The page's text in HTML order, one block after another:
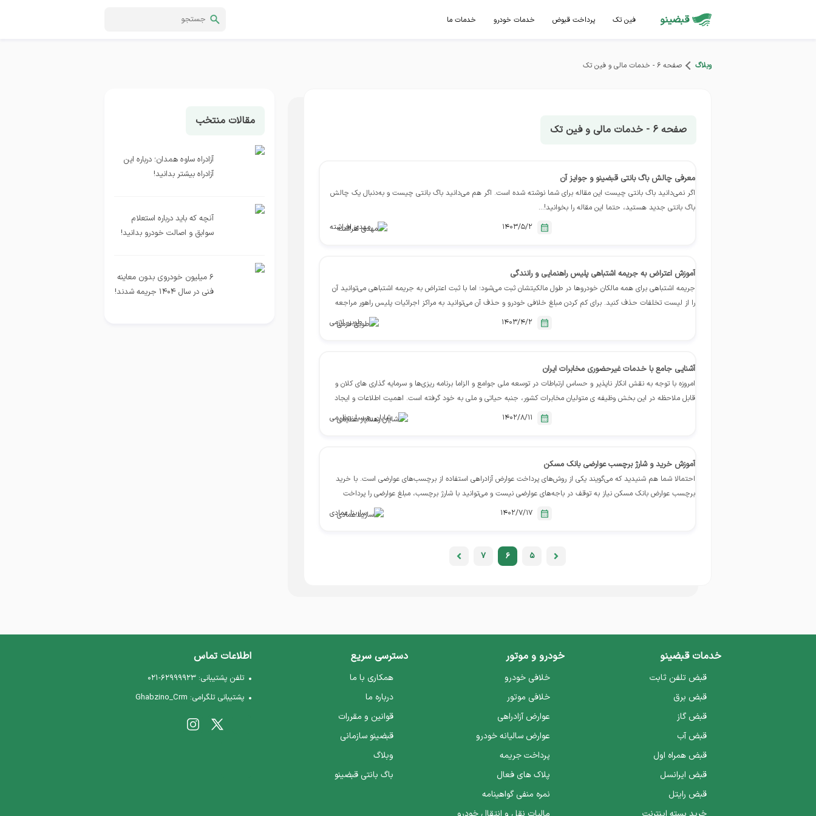
قبضینو فین تک پرداخت قبوض خدمات خودرو خدمات ما
وبلاگ صفحه 6 - خدمات مالی و فین تک
صفحه 6 - خدمات مالی و فین تک
معرفی چالش باگ بانتی قبضینو و جوایز آن
اگر نمی‌دانید باگ بانتی چیست این مقاله برای شما نوشته شده است. اگر هم می‌دانید باگ بانتی چیست و به‌دنبال یک چالش
باگ بانتی جدید هستید، حتما این مقاله را بخوانید!…
مهدی افراشته
آموزش اعتراض به جریمه اشتباهی پلیس راهنمایی و رانندگی
جریمه اشتباهی برای همه مالکان خودروها در طول مالکیتشان ثبت می‌شود؛ اما با ثبت اعتراض به جریمه اشتباهی می‌توانید آن
را از لیست تخلفات حذف کنید. برای کم کردن مبلغ خلافی خودرو و حذف آن می‌توانید به مراکز اجرائیات پلیس راهور مراجعه
طوبی لازمی
آشنایی جامع با خدمات غیرحضوری مخابرات ایران
امروزه با توجه به نقش انکار ناپذیر و حساس ارتباطات در توسعه ملی جوامع و الزاما برنامه ریزی‌ها و سرمایه گذاری های کلان و
قابل ملاحظه در این بخش وظیفه ی متولیان مخابرات کشور، جنبه حیاتی و ملی به خود گرفته است. اهمیت اطلاعات و ایجاد
شایان رهسپار عظیمی
آموزش خرید و شارژ برچسب عوارضی بانک مسکن
احتمالا شما هم شنیدید که می‌گویند یکی از روش‌های پرداخت عوارض آزادراهی استفاده از برچسب‌های عوارضی است. با خرید
برچسب عوارض بانک مسکن نیاز به توقف در باجه‌های عوارضی نیست و می‌توانید با شارژ برچسب، مبلغ عوارضی را پرداخت
سارینا عمادی
5
6
7
مقالات منتخب
آزادراه ساوه همدان؛ درباره این
آزادراه بیشتر بدانید!
آنچه که باید درباره استعلام
سوابق و اصالت خودرو بدانید!
۶ میلیون خودروی بدون معاینه
فنی در سال ۱۴۰۴ جریمه شدند!
خدمات قبضینو
قبض تلفن ثابت
قبض برق
قبض گاز
قبض آب
قبض همراه اول
قبض ایرانسل
قبض رایتل
خودرو و موتور
خلافی خودرو
خلافی موتور
عوارض آزادراهی
عوارض سالیانه خودرو
پرداخت جریمه
پلاک های فعال
نمره منفی گواهینامه
دسترسی سریع
همکاری با ما
درباره ما
قوانین و مقررات
قبضینو سازمانی
وبلاگ
باگ بانتی قبضینو
اطلاعات تماس
تلفن پشتیبانی: 021-62999923
پشتیبانی تلگرامی: Ghabzino_Crm